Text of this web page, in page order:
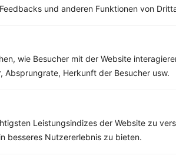
und anderen Funktionen von
wie Besucher mit der Website
Absprungrate, Herkunft der Besucher usw.
Leistungsindizes der Website zu
besseres Nutzererlebnis zu bieten.
›
Fett:12 g
Eiweiß:69 g